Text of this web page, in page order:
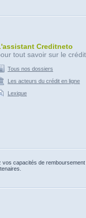
Creditneto
tout savoir sur le
Tous nos dossiers
Les acteurs du crédit en ligne
Lexique
capacités de